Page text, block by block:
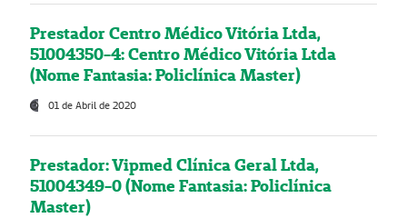
Prestador Centro Médico Vitória Ltda,
51004350-4: Centro Médico Vitória Ltda
(Nome Fantasia: Policlínica Master)
01 de Abril de 2020
Prestador: Vipmed Clínica Geral Ltda,
51004349-0 (Nome Fantasia: Policlínica
Master)